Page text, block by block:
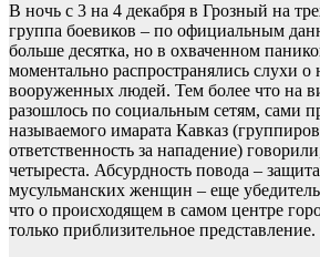
В ночь с 3 на 4 декабря в Грозный на
группа боевиков – по официальным
больше десятка, но в охваченном
моментально распространялись слухи о
вооруженных людей. Тем более что на
разошлось по социальным сетям, сами
называемого имарата Кавказ
ответственность за нападение)
четыреста. Абсурдность повода –
мусульманских женщин – еще
что о происходящем в самом центре
только приблизительное представление.